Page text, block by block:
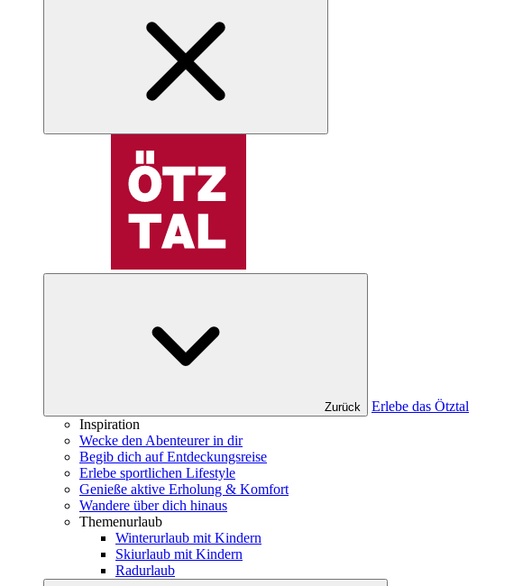
Zurück
Erlebe das Ötztal
Inspiration
Wecke den Abenteurer in dir
Begib dich auf Entdeckungsreise
Erlebe sportlichen Lifestyle
Genieße aktive Erholung & Komfort
Wandere über dich hinaus
Themenurlaub
Winterurlaub mit Kindern
Skiurlaub mit Kindern
Radurlaub